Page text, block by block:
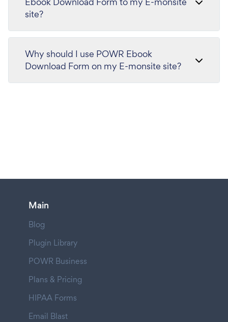
site?
Why should I use POWR Ebook
Download Form on my E-monsite site?
Main
Blog
Plugin Library
POWR Business
Plans & Pricing
HIPAA Forms
Email Blast